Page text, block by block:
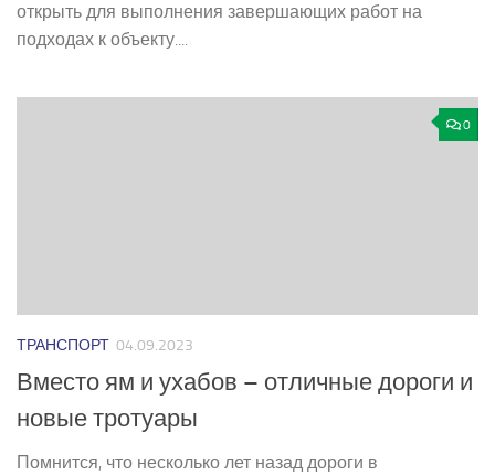
открыть для выполнения завершающих работ на
подходах к объекту....
0
ТРАНСПОРТ 04.09.2023
Вместо ям и ухабов – отличные дороги и
новые тротуары
Помнится, что несколько лет назад дороги в